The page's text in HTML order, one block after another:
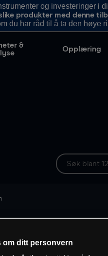
og investeringer
produkter med denne
du har råd til å ta den høye
&
Opplæring
om ditt personvern